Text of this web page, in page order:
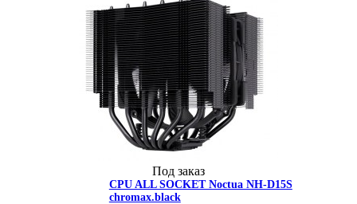
Под заказ
CPU ALL SOCKET Noctua NH-D15S
chromax.black